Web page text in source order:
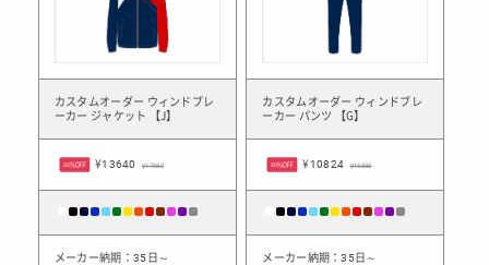
カスタムオーダー ウィンドブレ
ーカー ジャケット 【J】
20%OFF ¥13640 ¥17050
メーカー納期：35日～
カスタムオーダー ウィンドブレ
ーカー パンツ 【G】
20%OFF ¥10824 ¥13530
メーカー納期：35日～